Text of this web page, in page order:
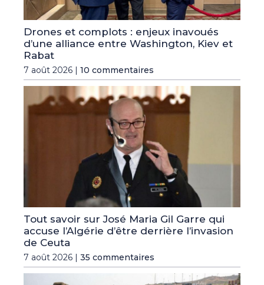
Drones et complots : enjeux inavoués
d’une alliance entre Washington, Kiev et
Rabat
7 août 2026 | 10 commentaires
Tout savoir sur José Maria Gil Garre qui
accuse l’Algérie d’être derrière l’invasion
de Ceuta
7 août 2026 | 35 commentaires